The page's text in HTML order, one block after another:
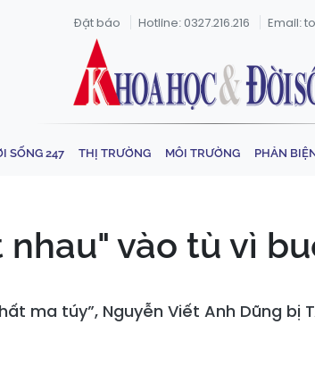
Đặt báo Hotline: 0327.216.216 Email:
SỐNG 247 THỊ TRƯỜNG MÔI TRƯỜNG PHẢN
vào tù vì
ma túy”, Nguyễn Viết Anh Dũng bị